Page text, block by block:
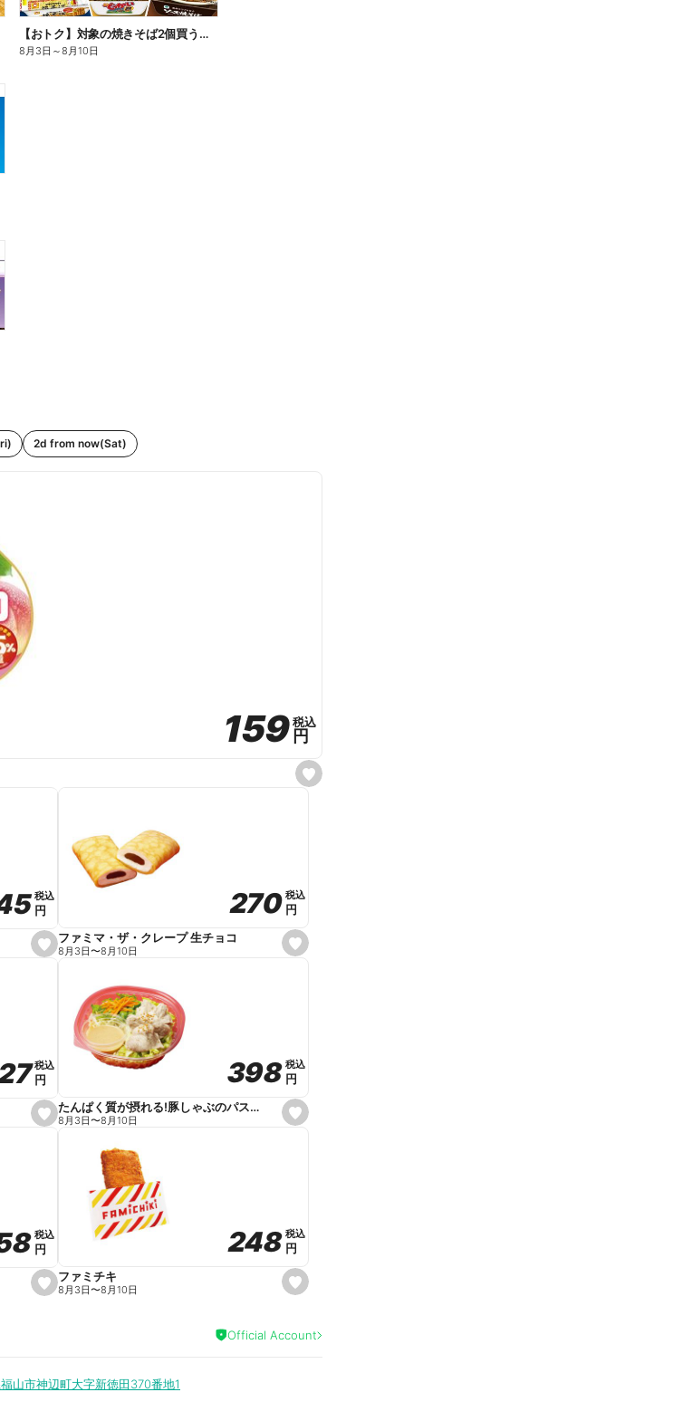
【おトク】対象の焼きそば2個買うと100円引き!
8月3日 ～8月10日
2d from now(Sat)
s
e
159
159税込
税込
円
円
s
e
e
税込
税込
円
円
s
e
e
270
270 税込
税込
円
円
ファミマ・ザ・クレープ 生チョコ
8月3日〜8月10日
s
e
e
税込
税込
円
円
s
e
e
398
398 税込
税込
円
円
たんぱく質が摂れる!豚しゃぶのパスタサラダ
8月3日〜8月10日
s
e
i
t
税込
税込
円
円
s
e
a
248
248 税込
税込
円
円
ファミチキ
8月3日〜8月10日
Official Account
山市神辺町大字新徳田370番地1